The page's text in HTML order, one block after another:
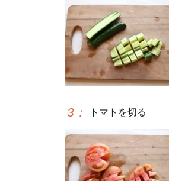
3 ： トマトを切る